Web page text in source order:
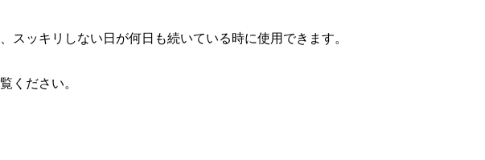
スッキリしない日が何日も続いている時に使用できます。
ください。